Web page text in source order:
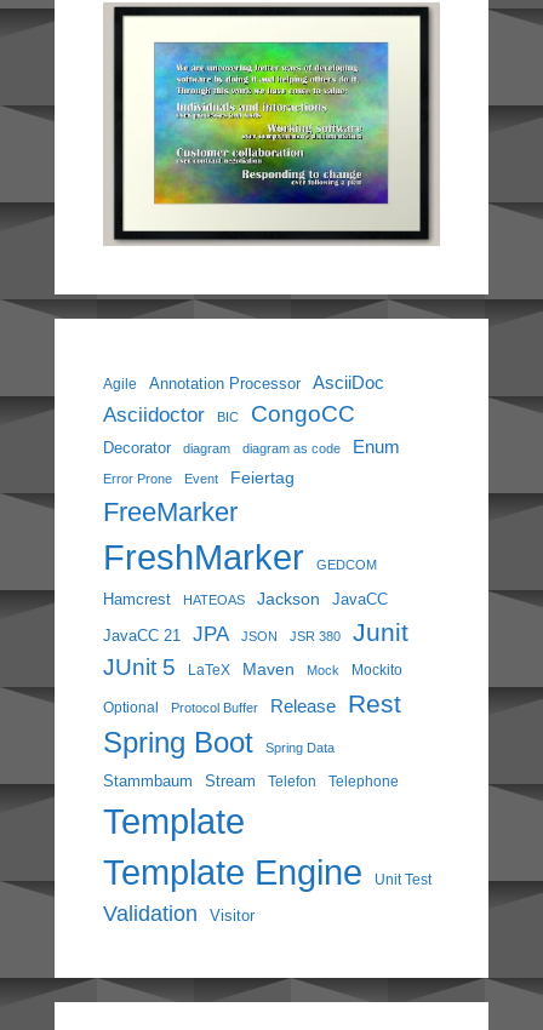
Agile Annotation Processor AsciiDoc
Asciidoctor BIC CongoCC
Decorator diagram diagram as code Enum
Error Prone Event Feiertag
FreeMarker
FreshMarker GEDCOM
Hamcrest HATEOAS Jackson JavaCC
JavaCC 21 JPA JSON JSR 380 Junit
JUnit 5 LaTeX Maven Mock Mockito
Optional Protocol Buffer Release Rest
Spring Boot Spring Data
Stammbaum Stream Telefon Telephone
Template
Template Engine Unit Test
Validation Visitor